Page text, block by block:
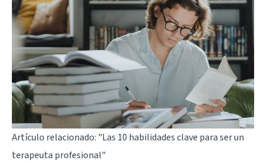
Artículo relacionado: "Las 10 habilidades clave para ser un
terapeuta profesional"